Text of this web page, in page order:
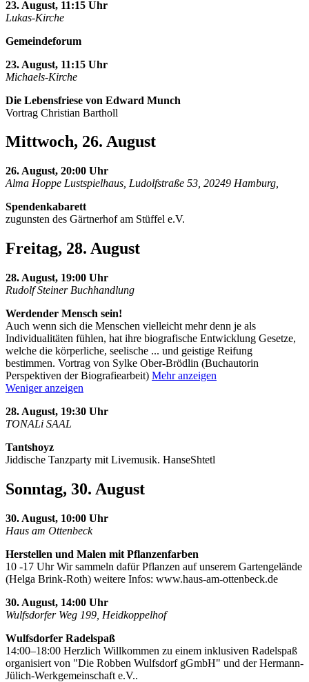
23. August, 11:15 Uhr
Lukas-Kirche
Gemeindeforum
23. August, 11:15 Uhr
Michaels-Kirche
Die Lebensfriese von Edward Munch
Vortrag Christian Bartholl
Mittwoch, 26. August
26. August, 20:00 Uhr
Alma Hoppe Lustspielhaus, Ludolfstraße 53, 20249 Hamburg,
Spendenkabarett
zugunsten des Gärtnerhof am Stüffel e.V.
Freitag, 28. August
28. August, 19:00 Uhr
Rudolf Steiner Buchhandlung
Werdender Mensch sein!
Auch wenn sich die Menschen vielleicht mehr denn je als
Individualitäten fühlen, hat ihre biografische Entwicklung Gesetze,
welche die körperliche, seelische ... und geistige Reifung
bestimmen. Vortrag von Sylke Ober-Brödlin (Buchautorin
Perspektiven der Biografiearbeit) Mehr anzeigen
Weniger anzeigen
28. August, 19:30 Uhr
TONALi SAAL
Tantshoyz
Jiddische Tanzparty mit Livemusik. HanseShtetl
Sonntag, 30. August
30. August, 10:00 Uhr
Haus am Ottenbeck
Herstellen und Malen mit Pflanzenfarben
10 -17 Uhr Wir sammeln dafür Pflanzen auf unserem Gartengelände
(Helga Brink-Roth) weitere Infos: www.haus-am-ottenbeck.de
30. August, 14:00 Uhr
Wulfsdorfer Weg 199, Heidkoppelhof
Wulfsdorfer Radelspaß
14:00–18:00 Herzlich Willkommen zu einem inklusiven Radelspaß
organisiert von "Die Robben Wulfsdorf gGmbH" und der Hermann-
Jülich-Werkgemeinschaft e.V..